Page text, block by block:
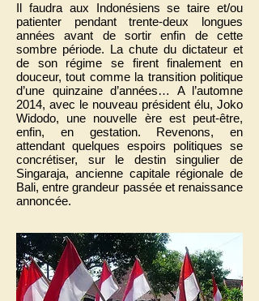
Il faudra aux Indonésiens se taire et/ou
patienter pendant trente-deux longues
années avant de sortir enfin de cette
sombre période. La chute du dictateur et
de son régime se firent finalement en
douceur, tout comme la transition politique
d’une quinzaine d’années… A l’automne
2014, avec le nouveau président élu, Joko
Widodo, une nouvelle ère est peut-être,
enfin, en gestation. Revenons, en
attendant quelques espoirs politiques se
concrétiser, sur le destin singulier de
Singaraja, ancienne capitale régionale de
Bali, entre grandeur passée et renaissance
annoncée.